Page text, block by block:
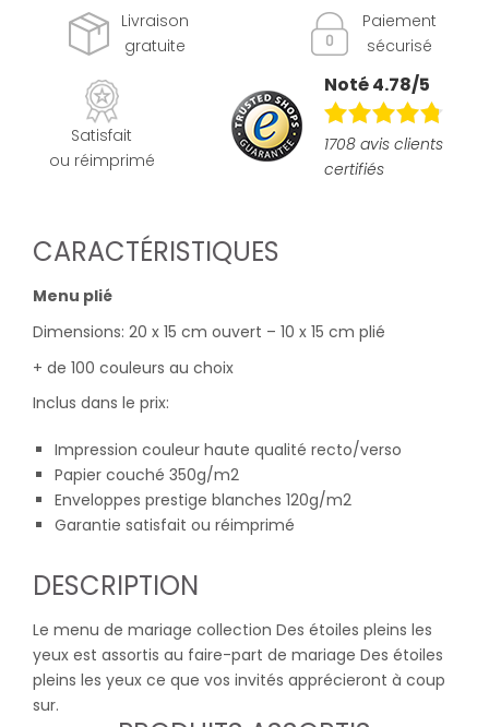
Livraison
gratuite
Paiement
sécurisé
Satisfait
ou réimprimé
Noté 4.78/5
1708 avis clients
certifiés
CARACTÉRISTIQUES
Menu plié
Dimensions: 20 x 15 cm ouvert – 10 x 15 cm plié
+ de 100 couleurs au choix
Inclus dans le prix:
Impression couleur haute qualité recto/verso
Papier couché 350g/m2
Enveloppes prestige blanches 120g/m2
Garantie satisfait ou réimprimé
DESCRIPTION
Le menu de mariage collection Des étoiles pleins les
yeux est assortis au faire-part de mariage Des étoiles
pleins les yeux ce que vos invités apprécieront à coup
sur.